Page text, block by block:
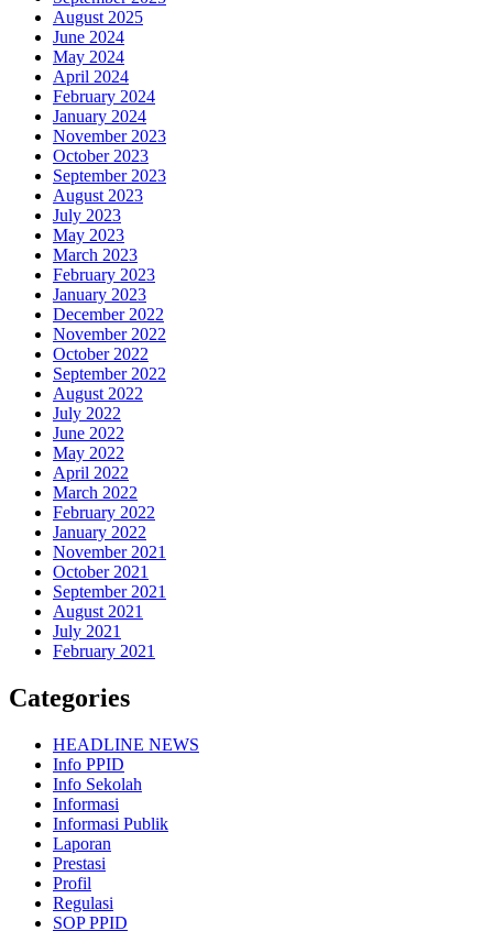
August 2025
June 2024
May 2024
April 2024
February 2024
January 2024
November 2023
October 2023
September 2023
August 2023
July 2023
May 2023
March 2023
February 2023
January 2023
December 2022
November 2022
October 2022
September 2022
August 2022
July 2022
June 2022
May 2022
April 2022
March 2022
February 2022
January 2022
November 2021
October 2021
September 2021
August 2021
July 2021
February 2021
Categories
HEADLINE NEWS
Info PPID
Info Sekolah
Informasi
Informasi Publik
Laporan
Prestasi
Profil
Regulasi
SOP PPID